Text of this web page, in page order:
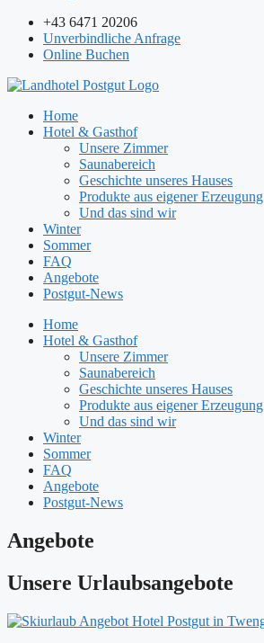
+43 6471 20206
Unverbindliche Anfrage
Online Buchen
Home
Hotel & Gasthof
Unsere Zimmer
Saunabereich
Geschichte unseres Hauses
Produkte aus eigener Erzeugung
Und das sind wir
Winter
Sommer
FAQ
Angebote
Postgut-News
Home
Hotel & Gasthof
Unsere Zimmer
Saunabereich
Geschichte unseres Hauses
Produkte aus eigener Erzeugung
Und das sind wir
Winter
Sommer
FAQ
Angebote
Postgut-News
Angebote
Unsere Urlaubsangebote